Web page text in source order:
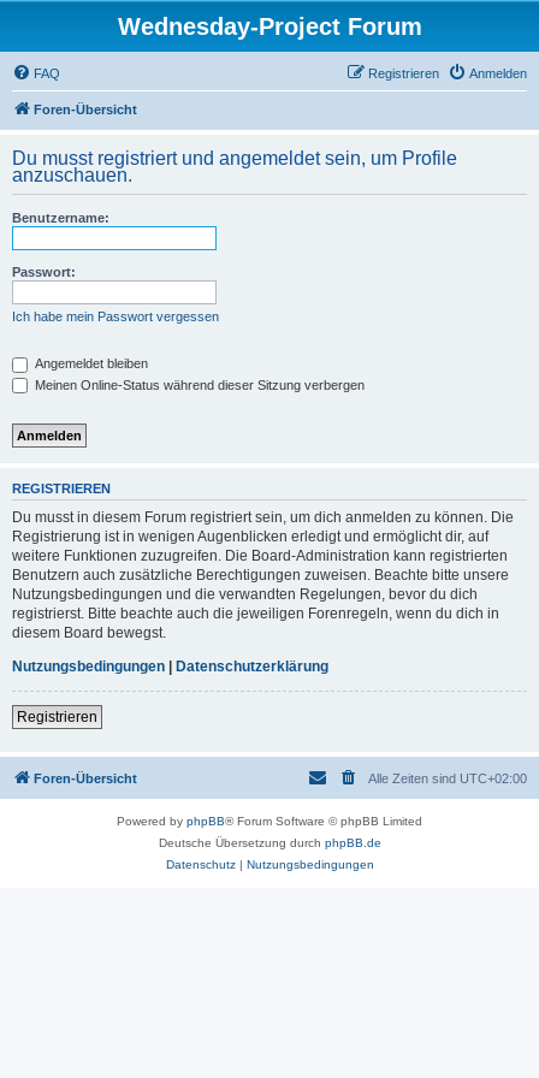
Wednesday-Project Forum
FAQ Anmelden
Registrieren
Foren-Übersicht
Du musst registriert und angemeldet sein, um Profile
anzuschauen.
Benutzername:
Passwort:
Ich habe mein Passwort vergessen
Angemeldet bleiben
Meinen Online-Status während dieser Sitzung verbergen
REGISTRIEREN
Du musst in diesem Forum registriert sein, um dich anmelden zu können. Die
Registrierung ist in wenigen Augenblicken erledigt und ermöglicht dir, auf
weitere Funktionen zuzugreifen. Die Board-Administration kann registrierten
Benutzern auch zusätzliche Berechtigungen zuweisen. Beachte bitte unsere
Nutzungsbedingungen und die verwandten Regelungen, bevor du dich
registrierst. Bitte beachte auch die jeweiligen Forenregeln, wenn du dich in
diesem Board bewegst.
Nutzungsbedingungen | Datenschutzerklärung
Registrieren
Foren-Übersicht Alle Zeiten sind UTC+02:00
Powered by phpBB® Forum Software © phpBB Limited
Deutsche Übersetzung durch phpBB.de
Datenschutz| Nutzungsbedingungen